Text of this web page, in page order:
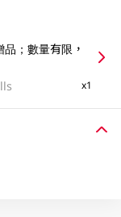
；數量有限，
x1